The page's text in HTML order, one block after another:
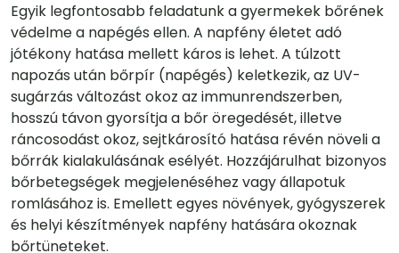
Egyik legfontosabb feladatunk a gyermekek bőrének
védelme a napégés ellen. A napfény életet adó
jótékony hatása mellett káros is lehet. A túlzott
napozás után bőrpír (napégés) keletkezik, az UV-
sugárzás változást okoz az immunrendszerben,
hosszú távon gyorsítja a bőr öregedését, illetve
ráncosodást okoz, sejtkárosító hatása révén növeli a
bőrrák kialakulásának esélyét. Hozzájárulhat bizonyos
bőrbetegségek megjelenéséhez vagy állapotuk
romlásához is. Emellett egyes növények, gyógyszerek
és helyi készítmények napfény hatására okoznak
bőrtüneteket.